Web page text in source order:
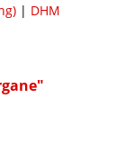
| DHM